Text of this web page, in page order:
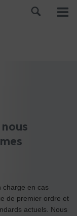
charge en cas
de premier ordre et
actuels. Nous